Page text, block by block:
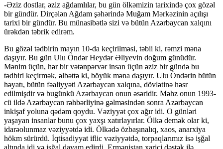
-Əziz dostlar, əziz ağdamlılar, bu gün ölkəmizin tarixində çox gözəl
bir gündür. Dirçələn Ağdam şəhərində Muğam Mərkəzinin açılışı
tarixi bir gündür. Bu münasibətlə sizi və bütün Azərbaycan xalqını
ürəkdən təbrik edirəm.
Bu gözəl tədbirin mayın 10-da keçirilməsi, təbii ki, rəmzi məna
daşıyır. Bu gün Ulu Öndər Heydər Əliyevin doğum günüdür.
Mənim üçün, hər bir vətənpərvər insan üçün əziz bir gündə bu
tədbiri keçirmək, əlbəttə ki, böyük məna daşıyır. Ulu Öndərin bütün
həyatı, bütün fəaliyyəti Azərbaycan xalqına, dövlətinə həsr
edilmişdir və bugünkü Azərbaycan onun əsəridir. Məhz onun 1993-
cü ildə Azərbaycan rəhbərliyinə gəlməsindən sonra Azərbaycan
inkişaf yoluna qədəm qoydu. Vəziyyət çox ağır idi. O günləri
yaşayan insanlar bunu çox yaxşı xatırlayırlar. Ölkə demək olar ki,
idarəolunmaz vəziyyətdə idi. Ölkədə özbaşınalıq, xaos, anarxiya
hökm sürürdü. İqtisadiyyat iflic vəziyyətdə, torpaqlarımız isə işğal